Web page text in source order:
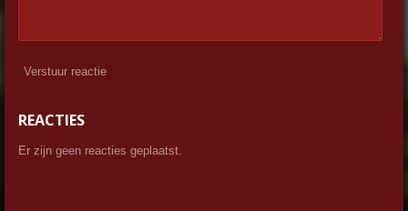
Verstuur reactie
REACTIES
Er zijn geen reacties geplaatst.